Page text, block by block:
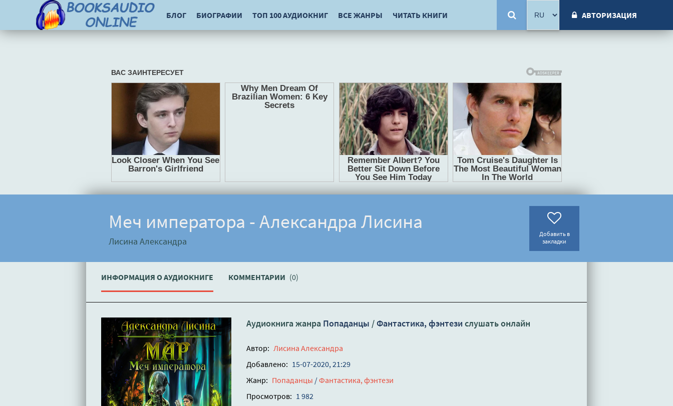
БЛОГ БИОГРАФИИ ТОП 100 АУДИОКНИГ ВСЕ ЖАНРЫ ЧИТАТЬ КНИГИ АВТОРИЗАЦИЯ
Меч императора - Александра Лисина
Лисина Александра
Добавить в
закладки
ИНФОРМАЦИЯ О АУДИОКНИГЕ КОММЕНТАРИИ (0)
Аудиокнига жанра Попаданцы /Фантастика, фэнтези слушать онлайн
Автор: Лисина Александра
Добавлено: 15-07-2020, 21:29
Жанр: Попаданцы /Фантастика, фэнтези
Просмотров: 1 982